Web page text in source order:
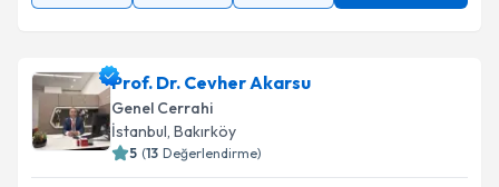
Prof. Dr. Cevher Akarsu
Genel Cerrahi
İstanbul, Bakırköy
5 (13 Değerlendirme)